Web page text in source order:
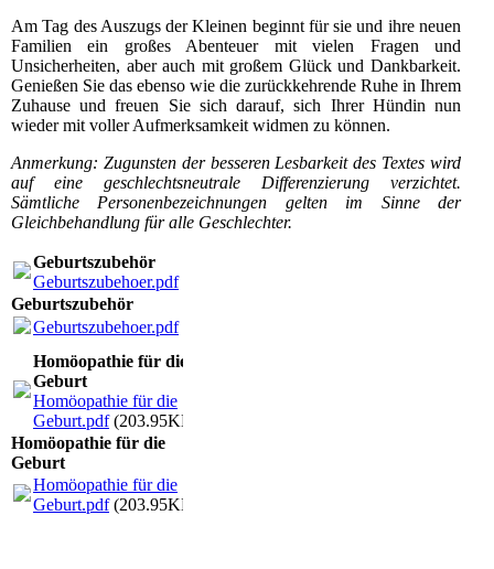
Am Tag des Auszugs der Kleinen beginnt für sie und ihre neuen
Familien ein großes Abenteuer mit vielen Fragen und
Unsicherheiten, aber auch mit großem Glück und Dankbarkeit.
Genießen Sie das ebenso wie die zurückkehrende Ruhe in Ihrem
Zuhause und freuen Sie sich darauf, sich Ihrer Hündin nun
wieder mit voller Aufmerksamkeit widmen zu können.
Anmerkung: Zugunsten der besseren Lesbarkeit des Textes wird
auf eine geschlechtsneutrale Differenzierung verzichtet.
Sämtliche Personenbezeichnungen gelten im Sinne der
Gleichbehandlung für alle Geschlechter.
Geburtszubehör
Geburtszubehoer.pdf(33.46MB)
Geburtszubehör
Geburtszubehoer.pdf(33.46MB)
Homöopathie für die
Geburt
Homöopathie für die
Geburt.pdf(203.95KB)
Homöopathie für die
Geburt
Homöopathie für die
Geburt.pdf(203.95KB)